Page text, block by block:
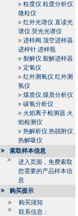
粒度仪.粒度分析仪.
微粒仪
红外光谱仪.直读光
谱仪.荧光光谱仪
进样阀.顶空进样器.
进样针.进样瓶
裂解仪.裂解进样器
定氢仪
红外测氧仪.红外测
氢仪
煤质仪.煤质分析仪
碳氢分析仪
火焰离子检测器.火
焰检测仪
热解析仪.热脱附仪.
热解吸仪
索取样本信息
进入页面，免费索取
您需要的产品样本信
息
购买提示
购买须知
联系信息：